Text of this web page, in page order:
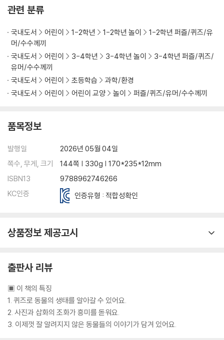
관련 분류
국내도서 어린이 1-2학년 1-2학년 놀이
1-2학년 퍼즐/퀴즈/유
머/수수께끼
국내도서
어린이 3-4학년 3-4학년 놀이
3-4학년 퍼즐/퀴즈/
유머/수수께끼
국내도서
어린이 초등학습
과학/환경
국내도서
어린이 어린이 교양 놀이 퍼즐/퀴즈/유머/수수께끼
품목정보
발행일
2026년 05월 04일
쪽수, 무게, 크기
144쪽 | 330g | 170*235*12mm
ISBN13
9788962746266
KC인증
인증유형 : 적합성확인
상품정보 제공고시
출판사 리뷰
▣ 이 책의 특징
1. 퀴즈로 동물의 생태를 알아갈 수 있어요.
2. 사진과 삽화의 조화가 흥미를 돋워요.
3. 이제껏 잘 알려지지 않은 동물들의 이야기가 담겨 있어요.